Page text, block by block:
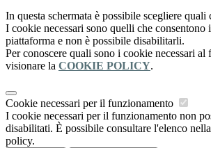
In questa schermata è possibile scegliere quali
I cookie necessari sono quelli che consentono
piattaforma e non è possibile disabilitarli.
Per conoscere quali sono i cookie necessari al
visionare la COOKIE POLICY.
Cookie necessari per il funzionamento
I cookie necessari per il funzionamento non
disabilitati. È possibile consultare l'elenco
policy.